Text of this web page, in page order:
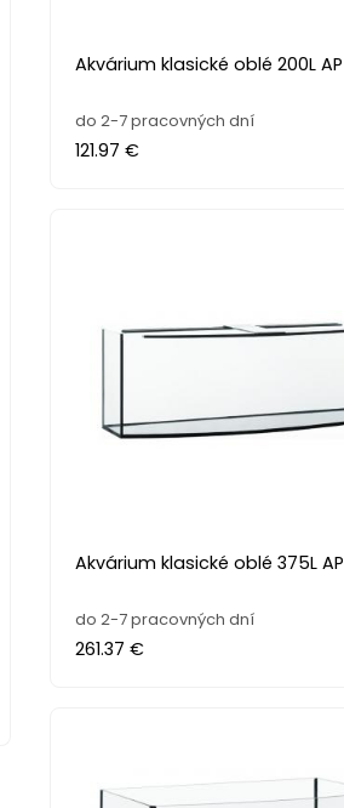
Akvárium klasické oblé 200L AP
do 2-7 pracovných dní
121.97 €
Akvárium klasické oblé 375L AP
do 2-7 pracovných dní
261.37 €